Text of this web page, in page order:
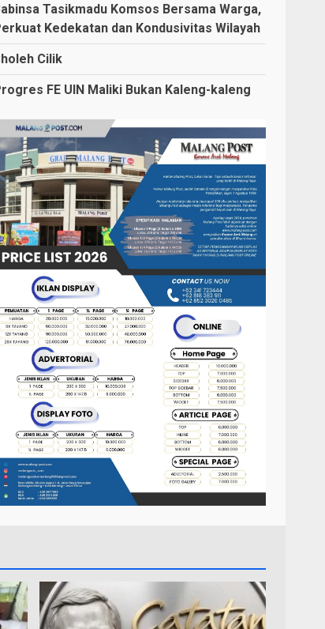
Tasikmadu Komsos Bersama Warga,
Kedekatan dan Kondusivitas Wilayah
Cilik
FE UIN Maliki Bukan Kaleng-kaleng